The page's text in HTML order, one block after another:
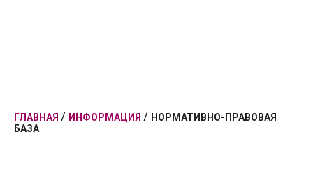
ГЛАВНАЯ / ИНФОРМАЦИЯ / НОРМАТИВНО-ПРАВОВАЯ
БАЗА